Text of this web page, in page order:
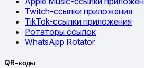
Twitch-ссылки приложения
TikTok-ссылки приложения
Ротаторы ссылок
WhatsApp Rotator
QR-коды